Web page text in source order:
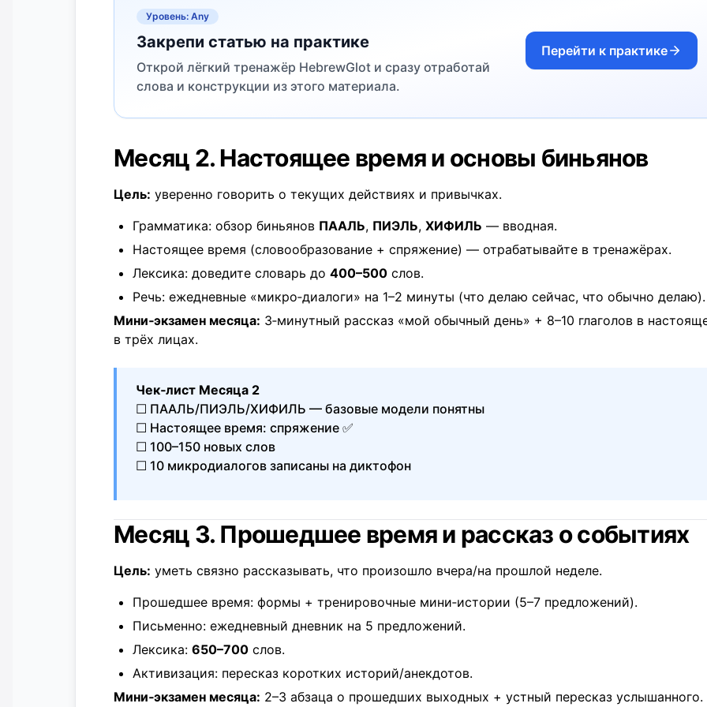
Уровень: Any
Закрепи статью на практике
Открой лёгкий тренажёр HebrewGlot и сразу отработай
слова и конструкции из этого материала.
Перейти к практике
Месяц 2. Настоящее время и основы биньянов
Цель: уверенно говорить о текущих действиях и привычках.
Грамматика: обзор биньянов ПААЛЬ, ПИЭЛЬ, ХИФИЛЬ — вводная.
Настоящее время (словообразование + спряжение) — отрабатывайте в тренажёрах.
Лексика: доведите словарь до 400–500 слов.
Речь: ежедневные «микро‑диалоги» на 1–2 минуты (что делаю сейчас, что обычно делаю).
Мини‑экзамен месяца: 3‑минутный рассказ «мой обычный день» + 8–10 глаголов в
в трёх лицах.
Чек‑лист Месяца 2
☐ ПААЛЬ/ПИЭЛЬ/ХИФИЛЬ — базовые модели понятны
☐ Настоящее время: спряжение ✅
☐ 100–150 новых слов
☐ 10 микродиалогов записаны на диктофон
Месяц 3. Прошедшее время и рассказ о событиях
Цель: уметь связно рассказывать, что произошло вчера/на прошлой неделе.
Прошедшее время: формы + тренировочные мини‑истории (5–7 предложений).
Письменно: ежедневный дневник на 5 предложений.
Лексика: 650–700 слов.
Активизация: пересказ коротких историй/анекдотов.
Мини‑экзамен месяца: 2–3 абзаца о прошедших выходных + устный пересказ услышанного.